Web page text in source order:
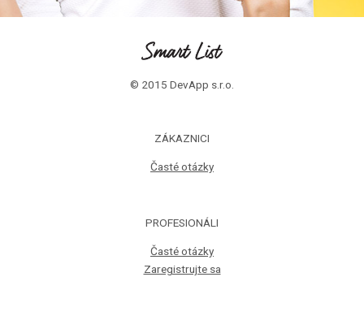
© 2015 DevApp s.r.o.
ZÁKAZNICI
Časté otázky
PROFESIONÁLI
Časté otázky
Zaregistrujte sa